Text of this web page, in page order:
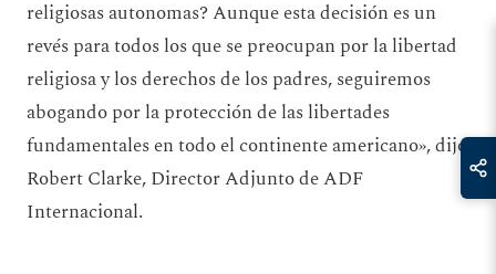
religiosas autonomas? Aunque esta decisión es un
revés para todos los que se preocupan por la libertad
religiosa y los derechos de los padres, seguiremos
abogando por la protección de las libertades
fundamentales en todo el continente americano», dijo
Robert Clarke, Director Adjunto de ADF
Internacional.